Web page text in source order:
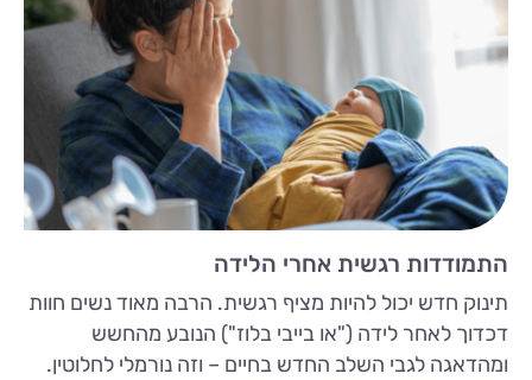
התמודדות רגשית אחרי הלידה
תינוק חדש יכול להיות מציף רגשית. הרבה מאוד נשים חוות
דכדוך לאחר לידה ("או בייבי בלוז") הנובע מהחשש
ומהדאגה לגבי השלב החדש בחיים – וזה נורמלי לחלוטין.